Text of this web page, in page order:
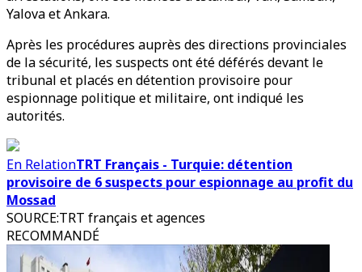
Yalova et Ankara.
Après les procédures auprès des directions provinciales
de la sécurité, les suspects ont été déférés devant le
tribunal et placés en détention provisoire pour
espionnage politique et militaire, ont indiqué les
autorités.
En RelationTRT Français - Turquie: détention
provisoire de 6 suspects pour espionnage au profit du
Mossad
SOURCE:TRT français et agences
RECOMMANDÉ